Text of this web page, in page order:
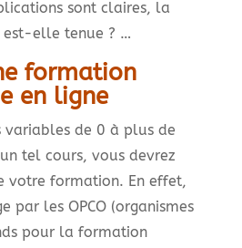
sont claires, la
est-elle tenue ? …
formation
en ligne
variables de 0 à plus de
tel cours, vous devrez
votre formation. En effet,
par les OPCO (organismes
pour la formation